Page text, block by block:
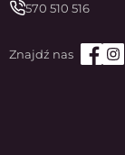
570 510 516